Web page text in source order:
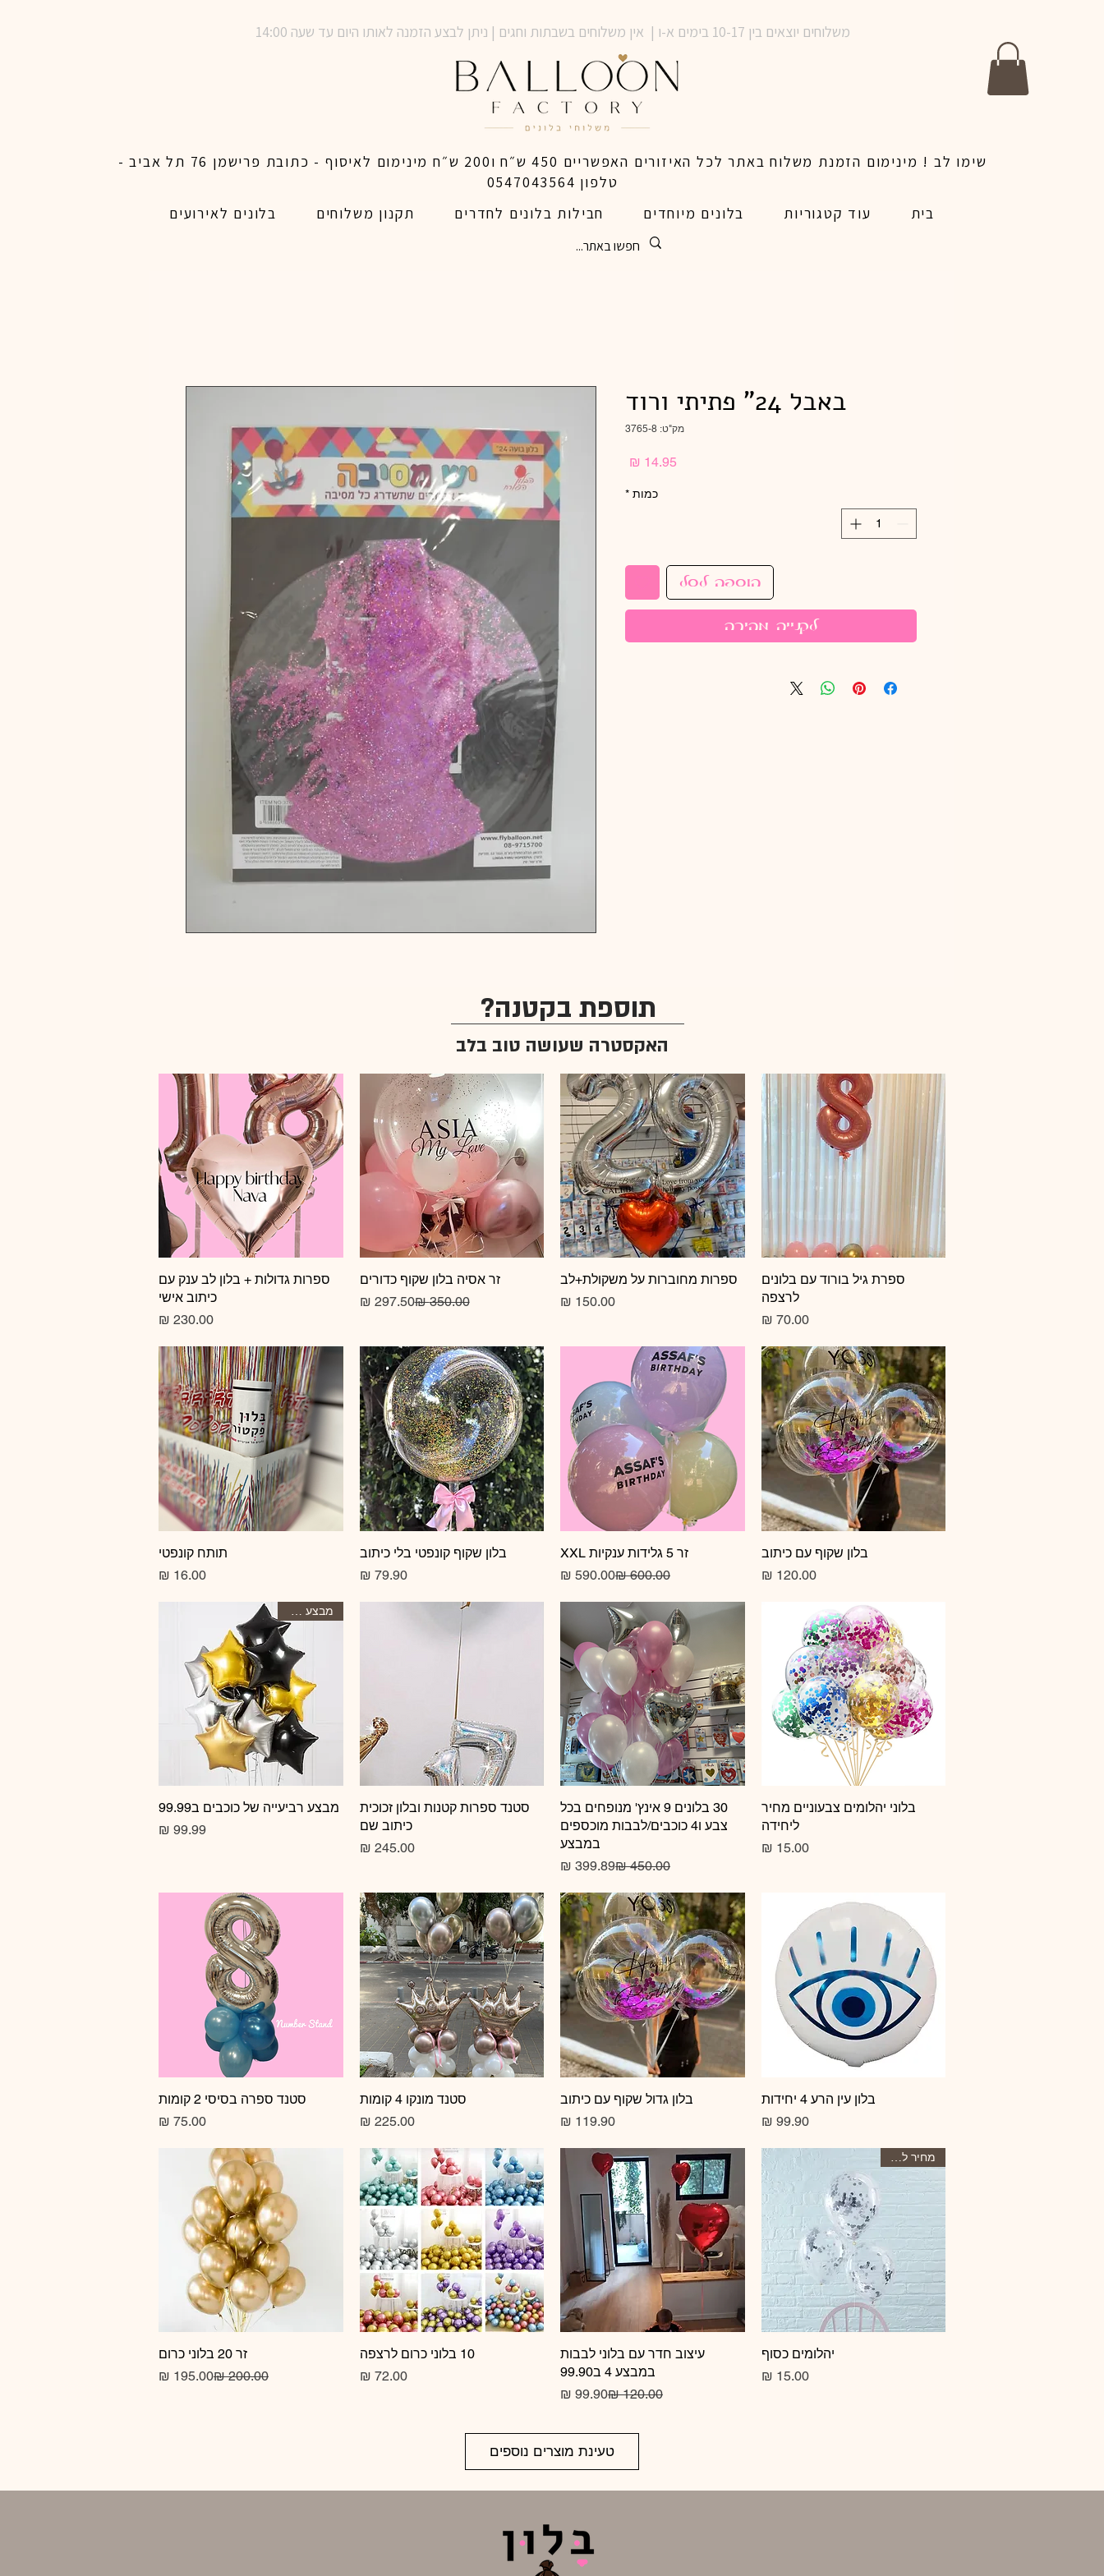
משלוחים יוצאים בין 10-17 בימים א-ו | אין משלוחים בשבתות וחגים | ניתן לבצע הזמנה לאותו היום עד שעה 14:00
שימו לב ! מינימום הזמנת משלוח באתר לכל האיזורים האפשריים 450 ש״ח ו200 ש״ח מינימום לאיסוף - כתובת פרישמן 76 תל אביב -
טלפון 0547043564
בית
עוד קטגוריות בלונים מיוחדים חבילות בלונים לחדרים תקנון משלוחים בלונים לאירועים
באבל 24" פתיתי ורוד
מק"ט: 3765-8
כמות *
הוספה לסל
לקנייה מהירה
תוספת בקטנה?
האקסטרה שעושה טוב בלב
תצוגה מהירה
ספרת גיל בורוד עם בלונים
לרצפה
מחיר
‏70.00 ‏₪
תצוגה מהירה
ספרות מחוברות על משקולת+לב
מחיר
תצוגה מהירה
זר אסיה בלון שקוף כדורים
מחיר רגיל
‏350.00 ‏₪ מחיר מבצע ‏297.50 ‏₪
תצוגה מהירה
ספרות גדולות + בלון לב ענק עם
כיתוב אישי
מחיר
תצוגה מהירה
בלון שקוף עם כיתוב
מחיר
‏120.00 ‏₪
תצוגה מהירה
זר 5 גלידות ענקיות XXL
מחיר רגיל
מחיר מבצע
תצוגה מהירה
בלון שקוף קונפטי בלי כיתוב
מחיר
‏79.90 ‏₪
תצוגה מהירהתותח קונפטי
מחיר
תצוגה מהירה
בלוני יהלומים צבעוניים מחיר
ליחידה
מחיר
‏15.00 ‏₪
תצוגה מהירה
30 בלונים 9 אינץ' מנופחים בכל
צבע ו4 כוכבים/לבבות מוכספים
במבצע
מחיר רגיל
מחיר מבצע
תצוגה מהירה
סטנד ספרות קטנות ובלון זכוכית
כיתוב שם
מחיר
‏245.00 ‏₪
תצוגה מהירה
מבצע רביעייה של כוכבים ב99.99
מחיר
תצוגה מהירה
בלון עין הרע 4 יחידות
מחיר
‏99.90 ‏₪
תצוגה מהירה
בלון גדול שקוף עם כיתוב
מחיר
תצוגה מהירה
סטנד מונקו 4 קומות
מחיר
‏225.00 ‏₪
תצוגה מהירה
סטנד ספרה בסיסי 2 קומות
מחיר
תצוגה מהירהיהלומים כסוף
מחיר
‏15.00 ‏₪
תצוגה מהירה
עיצוב חדר עם בלוני לבבות
במבצע 4 ב99.90
מחיר רגיל
מחיר מבצע
תצוגה מהירה
10 בלוני כרום לרצפה
מחיר
‏72.00 ‏₪
תצוגה מהירה
זר 20 בלוני כרום
מחיר רגיל
מחיר מבצע
טעינת מוצרים נוספים